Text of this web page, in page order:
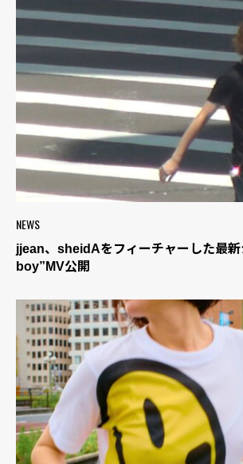
NEWS
jjean、sheidAをフィーチャーした最
boy”MV公開